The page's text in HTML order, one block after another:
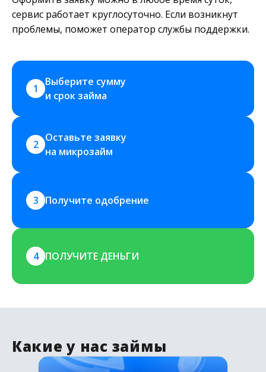
сервис работает круглосуточно. Если возникнут
проблемы, поможет оператор службы поддержки.
1
Выберите сумму
и срок займа
2
Оставьте заявку
на микрозайм
3 Получите одобрение
4 ПОЛУЧИТЕ ДЕНЬГИ
Какие у нас займы